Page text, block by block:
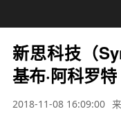
新思科技（
基布·阿科罗特
2018-11-08 16:09:00